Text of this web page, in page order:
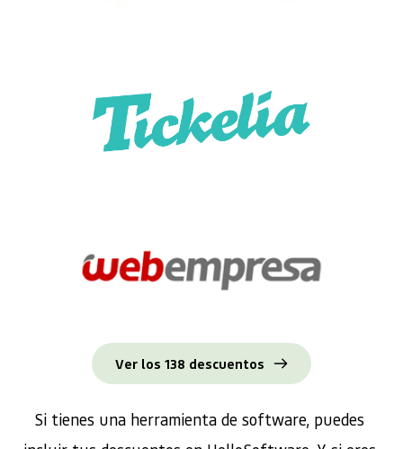
Ver los 138 descuentos